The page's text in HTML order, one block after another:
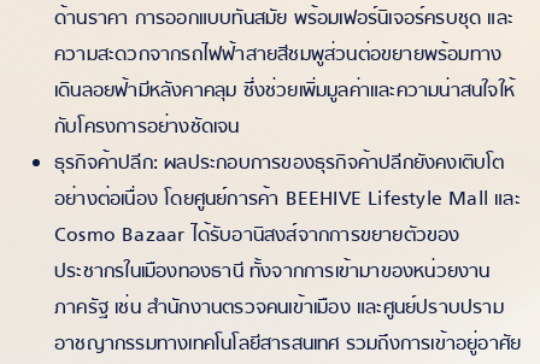
ด้านราคา การออกแบบทันสมัย พร้อมเฟอร์นิเจอร์ครบชุด และ
ความสะดวกจากรถไฟฟ้าสายสีชมพูส่วนต่อขยายพร้อมทาง
เดินลอยฟ้ามีหลังคาคลุม ซึ่งช่วยเพิ่มมูลค่าและความน่าสนใจให้
กับโครงการอย่างชัดเจน
ธุรกิจค้าปลีก: ผลประกอบการของธุรกิจค้าปลีกยังคงเติบโต
อย่างต่อเนื่อง โดยศูนย์การค้า BEEHIVE Lifestyle Mall และ
Cosmo Bazaar ได้รับอานิสงส์จากการขยายตัวของ
ประชากรในเมืองทองธานี ทั้งจากการเข้ามาของหน่วยงาน
ภาครัฐ เช่น สำนักงานตรวจคนเข้าเมือง และศูนย์ปราบปราม
อาชญากรรมทางเทคโนโลยีสารสนเทศ รวมถึงการเข้าอยู่อาศัย